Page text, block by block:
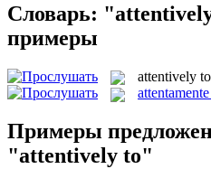
Словарь:
примеры
attentively to
attentamente
Примеры
"attentively to"